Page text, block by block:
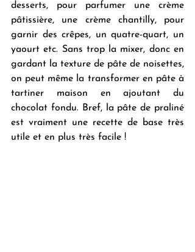
desserts, pour parfumer une crème
pâtissière, une crème chantilly, pour
garnir des crêpes, un quatre-quart, un
yaourt etc. Sans trop la mixer, donc en
gardant la texture de pâte de noisettes,
on peut même la transformer en pâte à
tartiner maison en ajoutant du
chocolat fondu. Bref, la pâte de praliné
est vraiment une recette de base très
utile et en plus très facile !